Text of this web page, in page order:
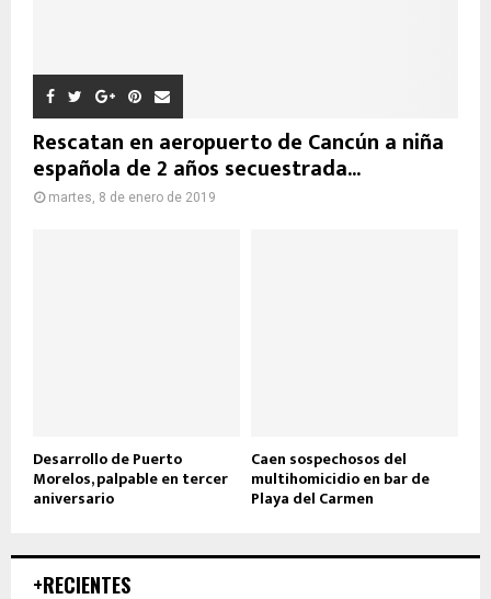
Rescatan en aeropuerto de Cancún a niña
española de 2 años secuestrada...
martes, 8 de enero de 2019
Desarrollo de Puerto
Morelos, palpable en tercer
aniversario
Caen sospechosos del
multihomicidio en bar de
Playa del Carmen
+RECIENTES